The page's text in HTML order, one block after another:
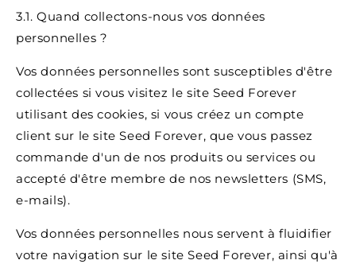
3.1. Quand collectons-nous vos données
personnelles ?
Vos données personnelles sont susceptibles d'être
collectées si vous visitez le site Seed Forever
utilisant des cookies, si vous créez un compte
client sur le site Seed Forever, que vous passez
commande d'un de nos produits ou services ou
accepté d'être membre de nos newsletters (SMS,
e-mails).
Vos données personnelles nous servent à fluidifier
votre navigation sur le site Seed Forever, ainsi qu'à